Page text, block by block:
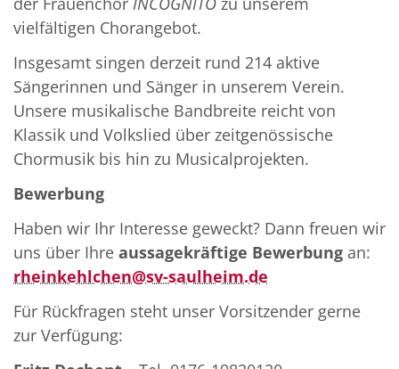
vielfältigen Chorangebot.
Insgesamt singen derzeit rund 214 aktive
Sängerinnen und Sänger in unserem Verein.
Unsere musikalische Bandbreite reicht von
Klassik und Volkslied über zeitgenössische
Chormusik bis hin zu Musicalprojekten.
Bewerbung
Haben wir Ihr Interesse geweckt? Dann freuen wir
uns über Ihre aussagekräftige Bewerbung an:
rheinkehlchen@sv-saulheim.de
Für Rückfragen steht unser Vorsitzender gerne
zur Verfügung: